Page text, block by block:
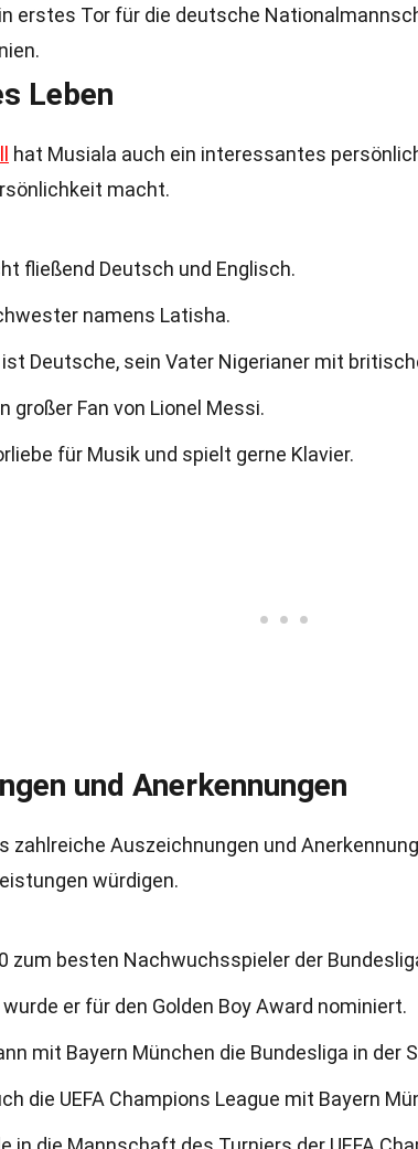
erstes Tor für die deutsche
Leben
hat Musiala auch ein interessantes
macht.
fließend Deutsch und Englisch.
namens Latisha.
Deutsche, sein Vater Nigerianer mit
großer Fan von Lionel Messi.
für Musik und spielt gerne Klavier.
und Anerkennungen
zahlreiche Auszeichnungen und
würdigen.
zum besten Nachwuchsspieler der
er für den Golden Boy Award nominiert.
mit Bayern München die Bundesliga in der
die UEFA Champions League mit Bayern